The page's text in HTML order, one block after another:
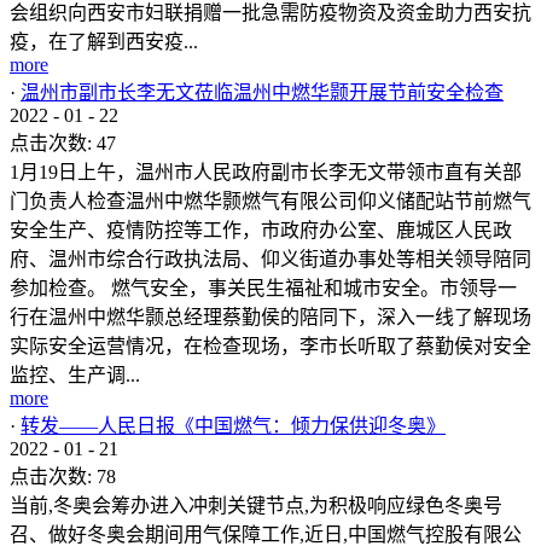
会组织向西安市妇联捐赠一批急需防疫物资及资金助力西安抗
疫，在了解到西安疫...
more
· 温州市副市长李无文莅临温州中燃华颢开展节前安全检查
2022 - 01 - 22
点击次数: 47
1月19日上午，温州市人民政府副市长李无文带领市直有关部
门负责人检查温州中燃华颢燃气有限公司仰义储配站节前燃气
安全生产、疫情防控等工作，市政府办公室、鹿城区人民政
府、温州市综合行政执法局、仰义街道办事处等相关领导陪同
参加检查。 燃气安全，事关民生福祉和城市安全。市领导一
行在温州中燃华颢总经理蔡勤侯的陪同下，深入一线了解现场
实际安全运营情况，在检查现场，李市长听取了蔡勤侯对安全
监控、生产调...
more
· 转发——人民日报《中国燃气：倾力保供迎冬奥》
2022 - 01 - 21
点击次数: 78
当前,冬奥会筹办进入冲刺关键节点,为积极响应绿色冬奥号
召、做好冬奥会期间用气保障工作,近日,中国燃气控股有限公